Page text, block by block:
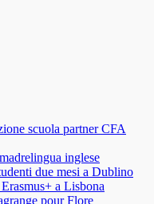
scuola partner CFA
inglese
due mesi a Dublino
a Lisbona
pour Flore